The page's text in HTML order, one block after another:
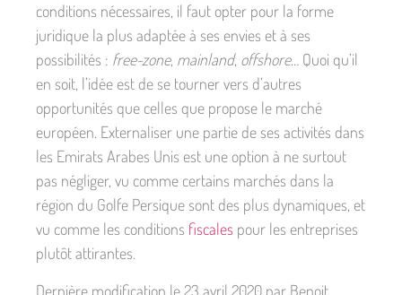
conditions nécessaires, il faut opter pour la forme
juridique la plus adaptée à ses envies et à ses
possibilités : free-zone, mainland, offshore… Quoi qu’il
en soit, l’idée est de se tourner vers d’autres
opportunités que celles que propose le marché
européen. Externaliser une partie de ses activités dans
les Emirats Arabes Unis est une option à ne surtout
pas négliger, vu comme certains marchés dans la
région du Golfe Persique sont des plus dynamiques, et
vu comme les conditions fiscales pour les entreprises
plutôt attirantes.
Dernière modification le 23 avril 2020 par Benoit